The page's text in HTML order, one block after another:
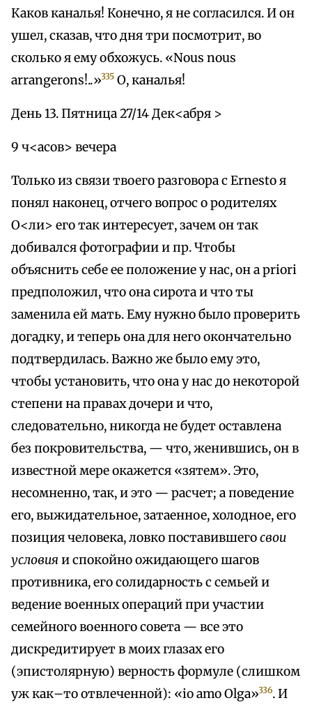
Каков каналья! Конечно, я не согласился. И он
ушел, сказав, что дня три посмотрит, во
сколько я ему обхожусь. «Nous nous
arrangerons!..»335 О, каналья!
День 13. Пятница 27/14 Дек<абря >
9 ч<асов> вечера
Только из связи твоего разговора с Ernesto я
понял наконец, отчего вопрос о родителях
О<ли> его так интересует, зачем он так
добивался фотографии и пр. Чтобы
объяснить себе ее положение у нас, он a priori
предположил, что она сирота и что ты
заменила ей мать. Ему нужно было проверить
догадку, и теперь она для него окончательно
подтвердилась. Важно же было ему это,
чтобы установить, что она у нас до некоторой
степени на правах дочери и что,
следовательно, никогда не будет оставлена
без покровительства, — что, женившись, он в
известной мере окажется «зятем». Это,
несомненно, так, и это — расчет; а поведение
его, выжидательное, затаенное, холодное, его
позиция человека, ловко поставившегосвои
условия и спокойно ожидающего шагов
противника, его солидарность с семьей и
ведение военных операций при участии
семейного военного совета — все это
дискредитирует в моих глазах его
(эпистолярную) верность формуле (слишком
уж как–то отвлеченной): «io amo Olga»336. И